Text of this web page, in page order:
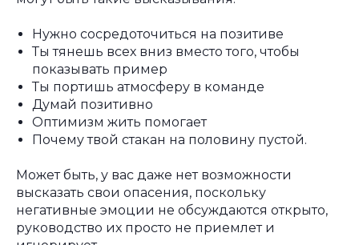
Нужно сосредоточиться на позитиве
Ты тянешь всех вниз вместо того, чтобы
показывать пример
Ты портишь атмосферу в команде
Думай позитивно
Оптимизм жить помогает
Почему твой стакан на половину пустой.
Может быть, у вас даже нет возможности
высказать свои опасения, поскольку
негативные эмоции не обсуждаются открыто,
руководство их просто не приемлет и